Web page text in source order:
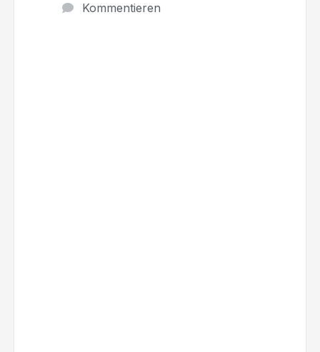
Kommentieren